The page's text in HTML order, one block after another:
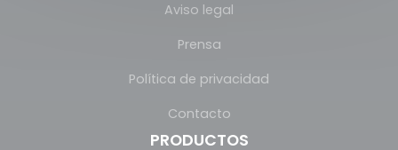
Aviso legal
Prensa
Política de privacidad
Contacto
PRODUCTOS